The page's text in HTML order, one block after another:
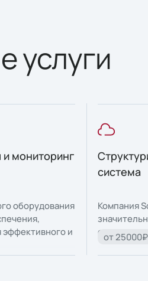
услуги
мониторинг
оборудования
и
система
Компания
центров
от 25000₽